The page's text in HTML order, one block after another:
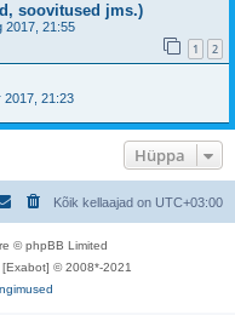
soovitused jms.)
2017, 21:55
1 2
2017, 21:23
Hüppa
Kõik kellaajad on UTC+03:00
© phpBB Limited
© 2008*-2021